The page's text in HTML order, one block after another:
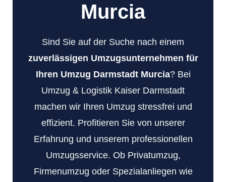
Murcia
Sind Sie auf der Suche nach einem
zuverlässigen Umzugsunternehmen für
Ihren Umzug Darmstadt Murcia? Bei
Umzug & Logistik Kaiser Darmstadt
machen wir Ihren Umzug stressfrei und
effizient. Profitieren Sie von unserer
Erfahrung und unserem professionellen
Umzugsservice. Ob Privatumzug,
Firmenumzug oder Spezialanliegen wie